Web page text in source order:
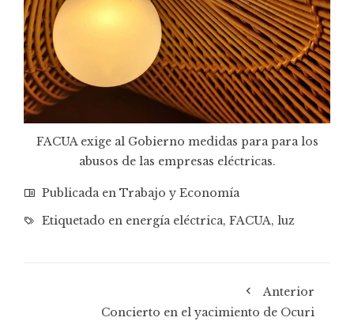
FACUA exige al Gobierno medidas para para los
abusos de las empresas eléctricas.
Publicada en Trabajo y Economía
Etiquetado en energía eléctrica, FACUA, luz
Anterior
Concierto en el yacimiento de Ocuri